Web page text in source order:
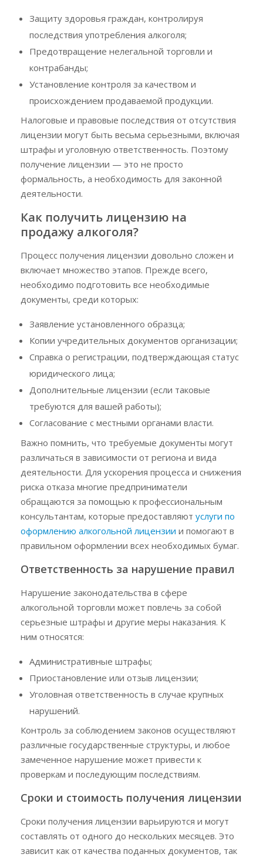
Защиту здоровья граждан, контролируя
последствия употребления алкоголя;
Предотвращение нелегальной торговли и
контрабанды;
Установление контроля за качеством и
происхождением продаваемой продукции.
Налоговые и правовые последствия от отсутствия
лицензии могут быть весьма серьезными, включая
штрафы и уголовную ответственность. Поэтому
получение лицензии — это не просто
формальность, а необходимость для законной
деятельности.
Как получить лицензию на
продажу алкоголя?
Процесс получения лицензии довольно сложен и
включает множество этапов. Прежде всего,
необходимо подготовить все необходимые
документы, среди которых:
Заявление установленного образца;
Копии учредительных документов организации;
Справка о регистрации, подтверждающая статус
юридического лица;
Дополнительные лицензии (если таковые
требуются для вашей работы);
Согласование с местными органами власти.
Важно помнить, что требуемые документы могут
различаться в зависимости от региона и вида
деятельности. Для ускорения процесса и снижения
риска отказа многие предприниматели
обращаются за помощью к профессиональным
консультантам, которые предоставляют услуги по
оформлению алкогольной лицензии и помогают в
правильном оформлении всех необходимых бумаг.
Ответственность за нарушение правил
Нарушение законодательства в сфере
алкогольной торговли может повлечь за собой
серьезные штрафы и другие меры наказания. К
ним относятся:
Административные штрафы;
Приостановление или отзыв лицензии;
Уголовная ответственность в случае крупных
нарушений.
Контроль за соблюдением законов осуществляют
различные государственные структуры, и любое
замеченное нарушение может привести к
проверкам и последующим последствиям.
Сроки и стоимость получения лицензии
Сроки получения лицензии варьируются и могут
составлять от одного до нескольких месяцев. Это
зависит как от качества поданных документов, так